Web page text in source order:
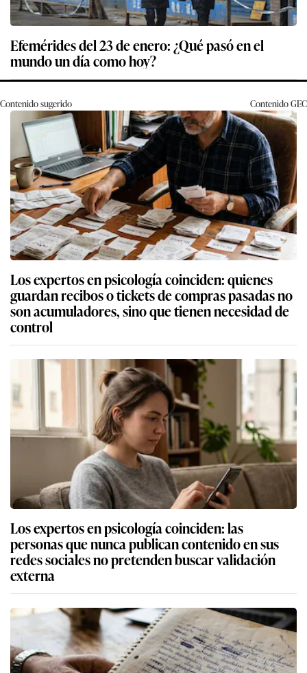
Efemérides del 23 de enero: ¿Qué pasó en el
mundo un día como hoy?
Contenido sugerido ContenidoGEC
Los expertos en psicología coinciden: quienes
guardan recibos o tickets de compras pasadas no
son acumuladores, sino que tienen necesidad de
control
Los expertos en psicología coinciden: las
personas que nunca publican contenido en sus
redes sociales no pretenden buscar validación
externa